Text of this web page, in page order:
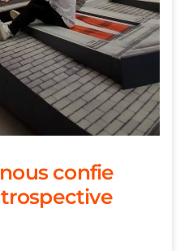
confie